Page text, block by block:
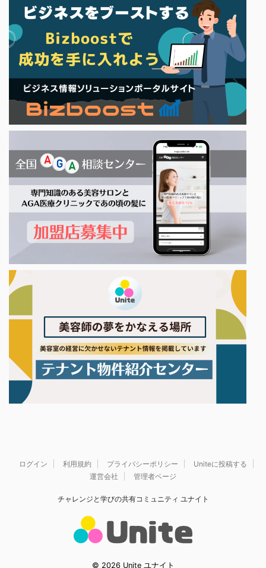
ログイン 利用規約 プライバシーポリシー
Uniteに投稿する
運営会社
管理者ページ
チャレンジと学びの共有コミュニティ ユナイト
© 2026 Unite ユナイト